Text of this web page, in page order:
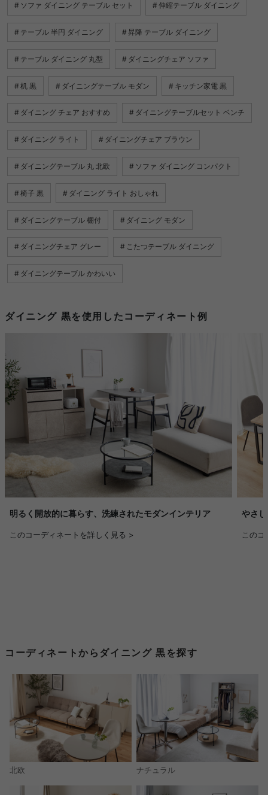
ソファ ダイニング テーブル セット 伸縮テーブル ダイニング
テーブル 半円 ダイニング 昇降 テーブル ダイニング
テーブル ダイニング 丸型 ダイニングチェア ソファ
机 黒 ダイニングテーブル モダン キッチン家電 黒
ダイニング チェア おすすめ ダイニングテーブルセット ベンチ
ダイニング ライト ダイニングチェア ブラウン
ダイニングテーブル 丸 北欧 ソファ ダイニング コンパクト
椅子 黒 ダイニング ライト おしゃれ
ダイニングテーブル 棚付 ダイニング モダン
ダイニングチェア グレー こたつテーブル ダイニング
ダイニングテーブル かわいい
ダイニング 黒を使用したコーディネート例
明るく開放的に暮らす、洗練されたモダンインテリア
このコーディネートを詳しく見る >
やさ
この
コーディネートからダイニング 黒を探す
北欧 ナチュラル